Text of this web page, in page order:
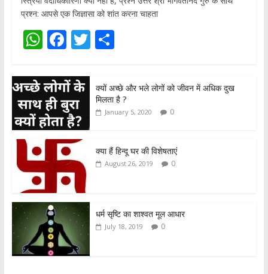
प्रश्न: आपसे एक जिज्ञासा को शांत करना चाहता
W
at
s
A
p
p
F
e
b
o
o
k
T
itt
er
S
ar
e
क्यों अच्छे और भले लोगों को जीवन में अधिक दुख
मिलता है ?
January 5, 2020 0
क्या हैं हिन्दू घर की विशेषताएं
August 26, 2019 0
धर्म सृष्टि का शाश्वत मूल आधार
July 18, 2019 0